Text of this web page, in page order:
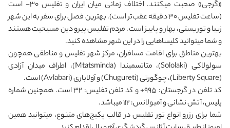
«گرجی» صحبت می‎کنند. اختلاف زمانی میان ایران و تفلیس 30- است
(ساعت تفلیس 30 دقیقه عقب‌تر است). بهترین فصل برای سفر به این شهر
زیبا و توریستی، بهار و پاییز است. مردم تفلیس پیرو دین مسیحیت هستند
و شما می‎توانید کلیساهایی را در این شهر مشاهده کنید.
بهترین مناطق برای اقامت مسافران، مرکز شهر تفلیس و مناطقی همچون
سولولاکی (Sololaki)، متاتسمیندا (Mtatsminda)، اطراف میدان آزادی
(Liberty Square)، چوگورتی (Chugureti) و آولاباری (Avlabari) است.
کد تلفن در گرجستان: ۹۹۵+ و کد تلفن تفلیس: ۳۲ است. همچنین شماره
پلیس، آتش‌ نشانی و آمبولانس: ۱۱۲ می‎باشد.
شما برای رزرو انواع تور تفلیس در قالب پکیج‌های متنوع، می‎توانید همین